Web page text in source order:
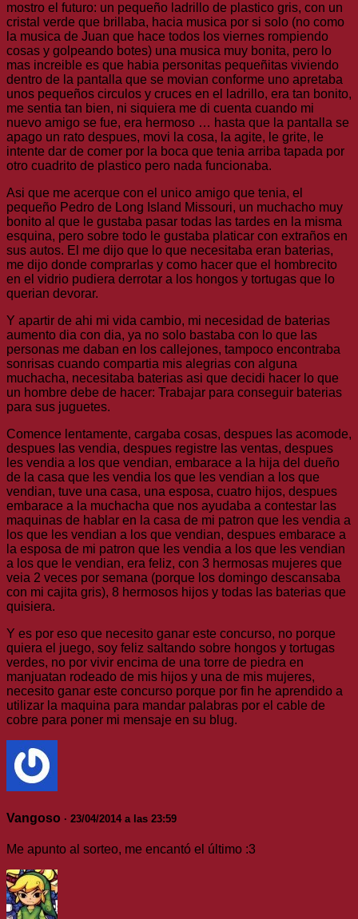
mostro el futuro: un pequeño ladrillo de plastico gris, con un
cristal verde que brillaba, hacia musica por si solo (no como
la musica de Juan que hace todos los viernes rompiendo
cosas y golpeando botes) una musica muy bonita, pero lo
mas increible es que habia personitas pequeñitas viviendo
dentro de la pantalla que se movian conforme uno apretaba
unos pequeños circulos y cruces en el ladrillo, era tan bonito,
me sentia tan bien, ni siquiera me di cuenta cuando mi
nuevo amigo se fue, era hermoso … hasta que la pantalla se
apago un rato despues, movi la cosa, la agite, le grite, le
intente dar de comer por la boca que tenia arriba tapada por
otro cuadrito de plastico pero nada funcionaba.
Asi que me acerque con el unico amigo que tenia, el
pequeño Pedro de Long Island Missouri, un muchacho muy
bonito al que le gustaba pasar todas las tardes en la misma
esquina, pero sobre todo le gustaba platicar con extraños en
sus autos. El me dijo que lo que necesitaba eran baterias,
me dijo donde comprarlas y como hacer que el hombrecito
en el vidrio pudiera derrotar a los hongos y tortugas que lo
querian devorar.
Y apartir de ahi mi vida cambio, mi necesidad de baterias
aumento dia con dia, ya no solo bastaba con lo que las
personas me daban en los callejones, tampoco encontraba
sonrisas cuando compartia mis alegrias con alguna
muchacha, necesitaba baterias asi que decidi hacer lo que
un hombre debe de hacer: Trabajar para conseguir baterias
para sus juguetes.
Comence lentamente, cargaba cosas, despues las acomode,
despues las vendia, despues registre las ventas, despues
les vendia a los que vendian, embarace a la hija del dueño
de la casa que les vendia los que les vendian a los que
vendian, tuve una casa, una esposa, cuatro hijos, despues
embarace a la muchacha que nos ayudaba a contestar las
maquinas de hablar en la casa de mi patron que les vendia a
los que les vendian a los que vendian, despues embarace a
la esposa de mi patron que les vendia a los que les vendian
a los que le vendian, era feliz, con 3 hermosas mujeres que
veia 2 veces por semana (porque los domingo descansaba
con mi cajita gris), 8 hermosos hijos y todas las baterias que
quisiera.
Y es por eso que necesito ganar este concurso, no porque
quiera el juego, soy feliz saltando sobre hongos y tortugas
verdes, no por vivir encima de una torre de piedra en
manjuatan rodeado de mis hijos y una de mis mujeres,
necesito ganar este concurso porque por fin he aprendido a
utilizar la maquina para mandar palabras por el cable de
cobre para poner mi mensaje en su blug.
Vangoso · 23/04/2014 a las 23:59
Me apunto al sorteo, me encantó el último :3